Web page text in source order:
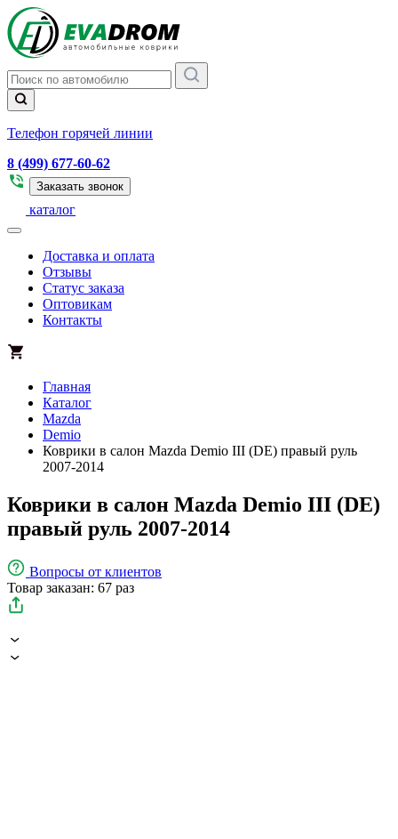
Телефон горячей линии
8 (499) 677-60-62
Заказать звонок
каталог
Доставка и оплата
Отзывы
Статус заказа
Оптовикам
Контакты
Главная
Каталог
Mazda
Demio
Коврики в салон Mazda Demio III (DE) правый руль
2007-2014
Коврики в салон Mazda Demio III (DE)
правый руль 2007-2014
Вопросы от клиентов
Товар заказан: 67 раз